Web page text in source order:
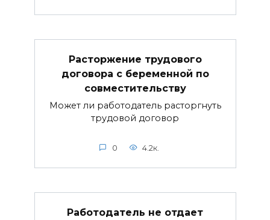
Расторжение трудового
договора с беременной по
совместительству
Может ли работодатель расторгнуть
трудовой договор
0 4.2к.
Работодатель не отдает